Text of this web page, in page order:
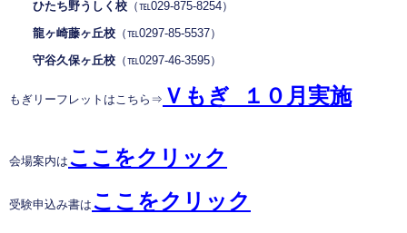
ひたち野うしく校 （℡029-875-8254）
龍ヶ崎藤ヶ丘校 （℡0297-85-5537）
守谷久保ヶ丘校 （℡0297-46-3595）
もぎリーフレットはこちら⇒ Ｖもぎ １０ 月 実施
会場案内は ここをクリック
受験申込み書は ここをクリック